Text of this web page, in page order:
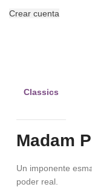
Crear cuenta
Classics
Madam
Un imponente
poder real.